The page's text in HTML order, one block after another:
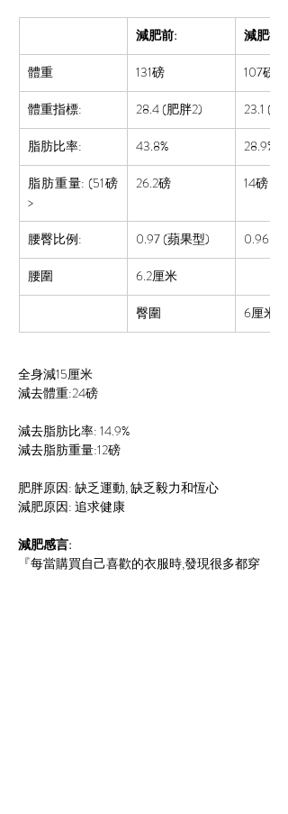
減肥前: 減肥後:
體重 131磅 107磅
體重指標: 28.4 (肥胖2) 23.1 (標
脂肪比率: 43.8% 28.9%
脂肪重量: (51磅
>
26.2磅 14磅
腰臀比例: 0.97 (蘋果型) 0.96  (
腰圍 6.2厘米
臀圍 6厘米
全身減15厘米
減去體重:24磅
減去脂肪比率: 14.9%
減去脂肪重量:12磅
肥胖原因: 缺乏運動, 缺乏毅力和恆心
減肥原因: 追求健康
減肥感言:
『每當購買自己喜歡的衣服時,發現很多都穿